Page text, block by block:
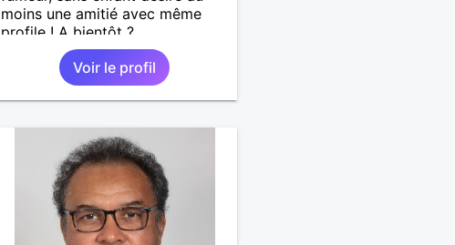
moins une amitié avec même
profile ! A bientôt ?
Voir le profil